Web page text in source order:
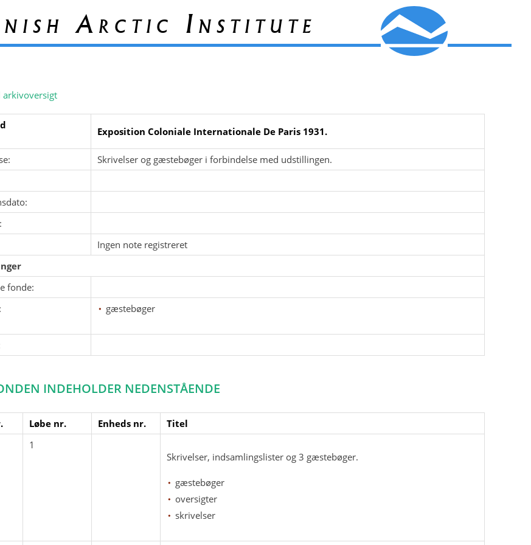
Arctic Institute
arkivoversigt
Exposition Coloniale Internationale De Paris 1931.
Skrivelser og gæstebøger i forbindelse med udstillingen.
Ingen note registreret
fonde:
gæstebøger
INDEHOLDER NEDENSTÅENDE
Løbe nr. Enheds nr.
Titel
1
Skrivelser, indsamlingslister og 3 gæstebøger.
gæstebøger
oversigter
skrivelser